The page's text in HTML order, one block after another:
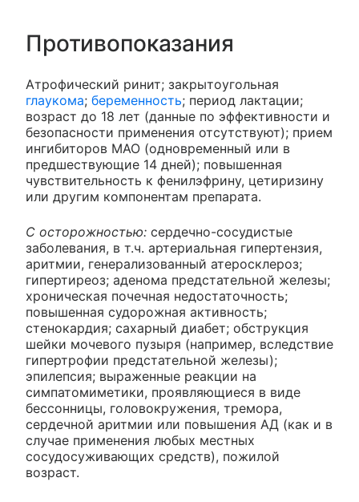
Противопоказания
Атрофический ринит; закрытоугольная
глаукома; беременность; период лактации;
возраст до 18 лет (данные по эффективности и
безопасности применения отсутствуют); прием
ингибиторов МАО (одновременный или в
предшествующие 14 дней); повышенная
чувствительность к фенилэфрину, цетиризину
или другим компонентам препарата.
С осторожностью: сердечно-сосудистые
заболевания, в т.ч. артериальная гипертензия,
аритмии, генерализованный атеросклероз;
гипертиреоз; аденома предстательной железы;
хроническая почечная недостаточность;
повышенная судорожная активность;
стенокардия; сахарный диабет; обструкция
шейки мочевого пузыря (например, вследствие
гипертрофии предстательной железы);
эпилепсия; выраженные реакции на
симпатомиметики, проявляющиеся в виде
бессонницы, головокружения, тремора,
сердечной аритмии или повышения АД (как и в
случае применения любых местных
сосудосуживающих средств), пожилой
возраст.